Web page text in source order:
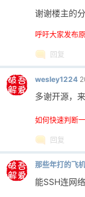
谢谢楼主的
呼吁大家发布
回复
wesley1224
多谢开源，
如何快速判断
回复
那些年打的飞机
能SSH连网